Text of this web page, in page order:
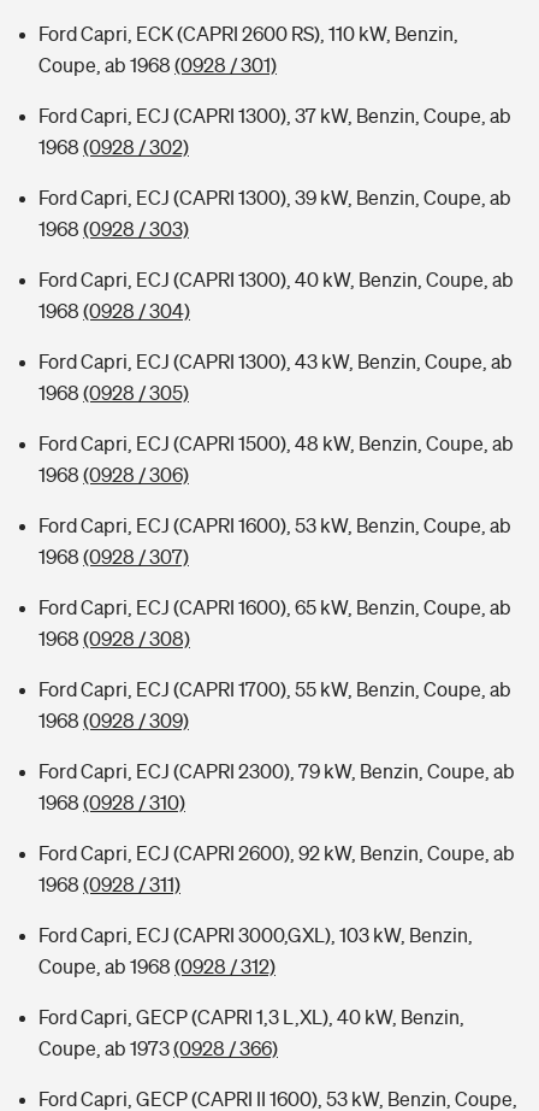
Sie haben Fragen?
Zur Übersicht
Kinderunfall-Check: Mehr Sicherheit für deine Kids
Typklassen: So ist Ihr Auto eingestuft
Ford Capri, ECK (CAPRI 2600 RS), 110 kW, Benzin,
Coupe, ab 1968 (0928 / 301)
Ford Capri, ECJ (CAPRI 1300), 37 kW, Benzin, Coupe, ab
1968 (0928 / 302)
Ford Capri, ECJ (CAPRI 1300), 39 kW, Benzin, Coupe, ab
1968 (0928 / 303)
Ford Capri, ECJ (CAPRI 1300), 40 kW, Benzin, Coupe, ab
1968 (0928 / 304)
Ford Capri, ECJ (CAPRI 1300), 43 kW, Benzin, Coupe, ab
1968 (0928 / 305)
Ford Capri, ECJ (CAPRI 1500), 48 kW, Benzin, Coupe, ab
1968 (0928 / 306)
Ford Capri, ECJ (CAPRI 1600), 53 kW, Benzin, Coupe, ab
1968 (0928 / 307)
Ford Capri, ECJ (CAPRI 1600), 65 kW, Benzin, Coupe, ab
1968 (0928 / 308)
Ford Capri, ECJ (CAPRI 1700), 55 kW, Benzin, Coupe, ab
1968 (0928 / 309)
Ford Capri, ECJ (CAPRI 2300), 79 kW, Benzin, Coupe, ab
1968 (0928 / 310)
Ford Capri, ECJ (CAPRI 2600), 92 kW, Benzin, Coupe, ab
1968 (0928 / 311)
Ford Capri, ECJ (CAPRI 3000,GXL), 103 kW, Benzin,
Coupe, ab 1968 (0928 / 312)
Ford Capri, GECP (CAPRI 1,3 L,XL), 40 kW, Benzin,
Coupe, ab 1973(0928 / 366)
Ford Capri, GECP (CAPRI II 1600), 53 kW, Benzin, Coupe,